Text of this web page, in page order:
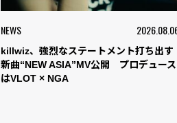
NEWS
killwiz、強烈なステートメント打ち出す
新曲“NEW ASIA”MV公開 プロデュース
はVLOT × NGA